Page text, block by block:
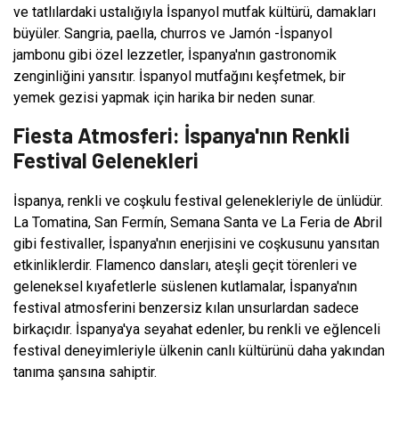
ve tatlılardaki ustalığıyla İspanyol mutfak kültürü, damakları
büyüler. Sangria, paella, churros ve Jamón -İspanyol
jambonu gibi özel lezzetler, İspanya'nın gastronomik
zenginliğini yansıtır. İspanyol mutfağını keşfetmek, bir
yemek gezisi yapmak için harika bir neden sunar.
Fiesta Atmosferi: İspanya'nın Renkli
Festival Gelenekleri
İspanya, renkli ve coşkulu festival gelenekleriyle de ünlüdür.
La Tomatina, San Fermín, Semana Santa ve La Feria de Abril
gibi festivaller, İspanya'nın enerjisini ve coşkusunu yansıtan
etkinliklerdir. Flamenco dansları, ateşli geçit törenleri ve
geleneksel kıyafetlerle süslenen kutlamalar, İspanya'nın
festival atmosferini benzersiz kılan unsurlardan sadece
birkaçıdır. İspanya'ya seyahat edenler, bu renkli ve eğlenceli
festival deneyimleriyle ülkenin canlı kültürünü daha yakından
tanıma şansına sahiptir.